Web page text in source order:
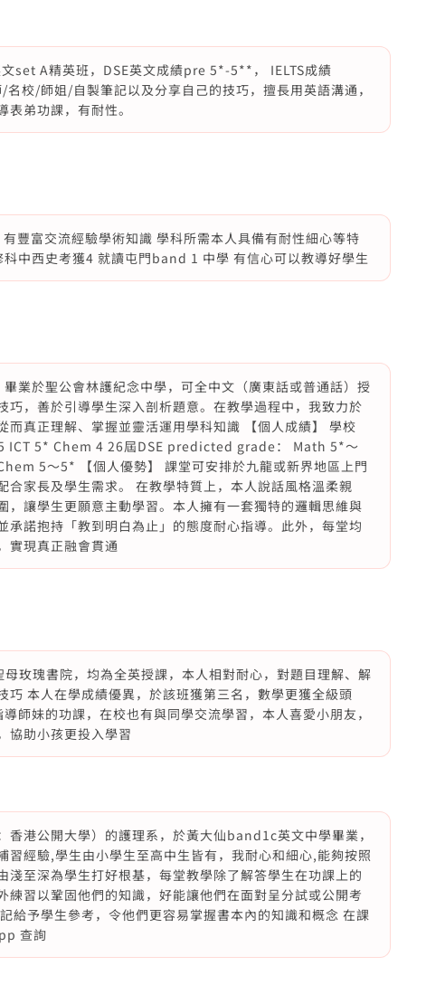
set A精英班，DSE英文成績pre 5*-5**， IELTS成績
校/師姐/自製筆記以及分享自己的技巧，擅長用英語溝通，
弟功課，有耐性。
豐富交流經驗學術知識 學科所需本人具備有耐性細心等特
中西史考獲4 就讀屯門band 1 中學 有信心可以教導好學生
業於聖公會林護紀念中學，可全中文（廣東話或普通話）授
巧，善於引導學生深入剖析題意。在教學過程中，我致力於
而真正理解、掌握並靈活運用學科知識 【個人成績】 學校
5* Chem 4 26屆DSE predicted grade： Math 5*～
5～5* 【個人優勢】 課堂可安排於九龍或新界地區上門
合家長及學生需求。 在教學特質上，本人說話風格溫柔親
，讓學生更願意主動學習。本人擁有一套獨特的邏輯思維與
承諾抱持「教到明白為止」的態度耐心指導。此外，每堂均
實現真正融會貫通
玫瑰書院，均為全英授課，本人相對耐心，對題目理解、解
巧 本人在學成績優異，於該班獲第三名，數學更獲全級頭
師妹的功課，在校也有與同學交流學習，本人喜愛小朋友，
協助小孩更投入學習
香港公開大學）的護理系，於黃大仙band1c英文中學畢業，
習經驗,學生由小學生至高中生皆有，我耐心和細心,能夠按照
淺至深為學生打好根基，每堂教學除了解答學生在功課上的
練習以鞏固他們的知識，好能讓他們在面對呈分試或公開考
給予學生參考，令他們更容易掌握書本內的知識和概念 在課
查詢